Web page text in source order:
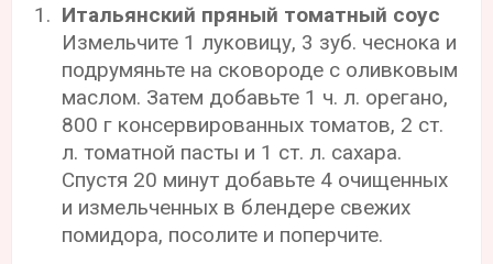
Итальянский пряный томатный соус
Измельчите 1 луковицу, 3 зуб. чеснока и
подрумяньте на сковороде с оливковым
маслом. Затем добавьте 1 ч. л. орегано,
800 г консервированных томатов, 2 ст.
л. томатной пасты и 1 ст. л. сахара.
Спустя 20 минут добавьте 4 очищенных
и измельченных в блендере свежих
помидора, посолите и поперчите.